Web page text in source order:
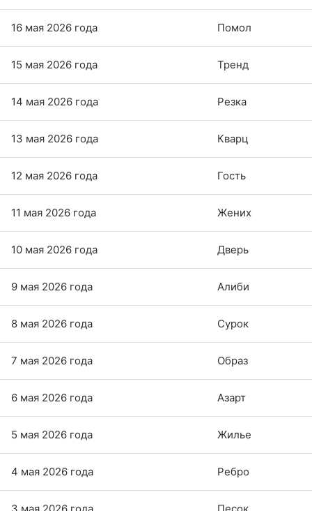
16 мая 2026 года Помол
15 мая 2026 года Тренд
14 мая 2026 года Резка
13 мая 2026 года Кварц
12 мая 2026 года Гость
11 мая 2026 года Жених
10 мая 2026 года Дверь
9 мая 2026 года Алиби
8 мая 2026 года Сурок
7 мая 2026 года Образ
6 мая 2026 года Азарт
5 мая 2026 года Жилье
4 мая 2026 года Ребро